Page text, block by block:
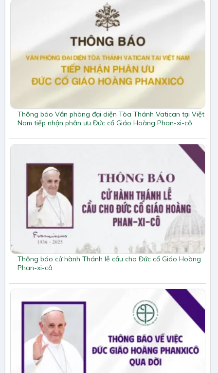
Thông báo Văn phòng đại diện Tòa Thánh Vatican tại Việt
Nam tiếp nhận phân ưu Đức cố Giáo Hoàng Phan-xi-cô
Thông báo cử hành Thánh lễ cầu cho Đức cố Giáo Hoàng
Phan-xi-cô